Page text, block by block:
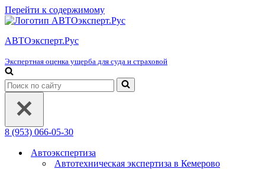
Перейти к содержимому
АВТОэксперт.Рус
Экспертная оценка ущерба для суда и страховой
Искать...
8 (953) 066-05-30
Автоэкспертиза
Автотехническая экспертиза в Кемерово